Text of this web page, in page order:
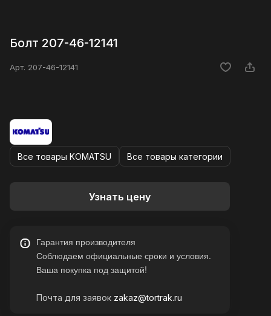
Болт 207-46-12141
Арт. 207-46-12141
Все товары KOMATSU Все товары категории
Узнать цену
Гарантия производителя
Соблюдаем официальные сроки и условия.
Ваша покупка под защитой!
Почта для заявок zakaz@tortrak.ru